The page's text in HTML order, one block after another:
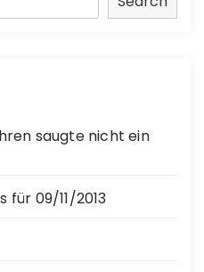
saugte nicht ein
für 09/11/2013